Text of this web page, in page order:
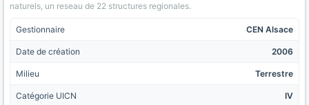
naturels, un reseau de 22 structures regionales.
Gestionnaire CEN Alsace
Date de création 2006
Milieu Terrestre
Catégorie UICN IV